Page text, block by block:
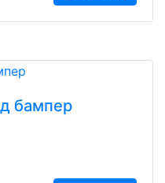
бампер